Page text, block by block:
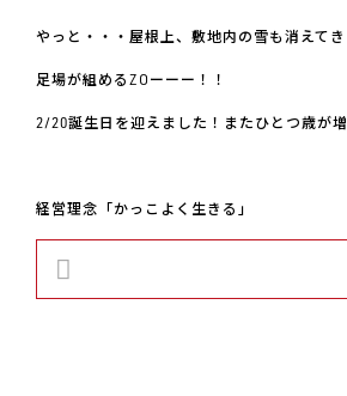
やっと・・・屋根上、敷地内の雪も消えてき
足場が組めるZOーーー！！
2/20誕生日を迎えました！またひとつ歳が
経営理念「かっこよく生きる」